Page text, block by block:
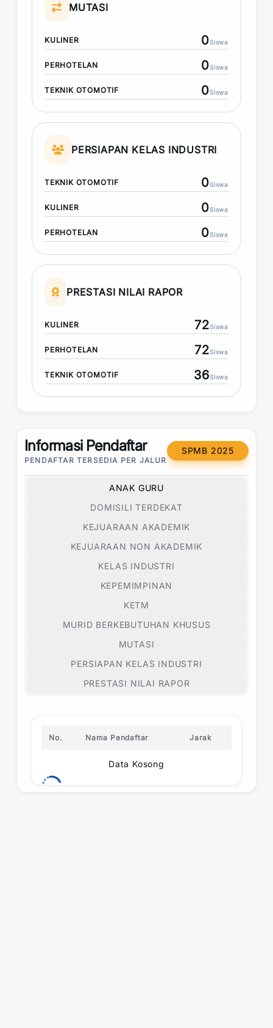
MUTASI
KULINER 0Siswa
PERHOTELAN 0Siswa
TEKNIK OTOMOTIF 0Siswa
PERSIAPAN KELAS INDUSTRI
TEKNIK OTOMOTIF 0Siswa
KULINER 0Siswa
PERHOTELAN 0Siswa
PRESTASI NILAI RAPOR
KULINER 72Siswa
PERHOTELAN 72Siswa
TEKNIK OTOMOTIF 36Siswa
Informasi Pendaftar
PENDAFTAR TERSEDIA PER JALUR
SPMB 2025
ANAK GURU
DOMISILI TERDEKAT
KEJUARAAN AKADEMIK
KEJUARAAN NON AKADEMIK
KELAS INDUSTRI
KEPEMIMPINAN
KETM
MURID BERKEBUTUHAN KHUSUS
MUTASI
PERSIAPAN KELAS INDUSTRI
PRESTASI NILAI RAPOR
No. Nama Pendaftar Jarak
Data Kosong